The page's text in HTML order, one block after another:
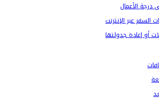
درجة الأعمال
السفر عبر الإنترنت
أو إعادة جدولتها